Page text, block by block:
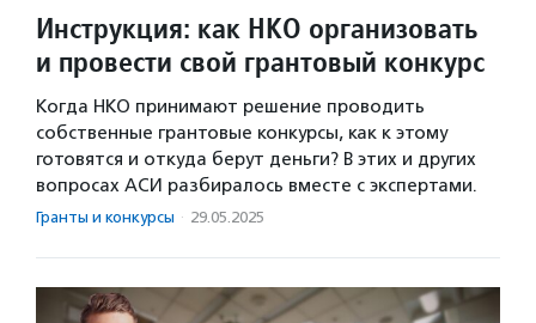
Инструкция: как НКО организовать
и провести свой грантовый конкурс
Когда НКО принимают решение проводить
собственные грантовые конкурсы, как к этому
готовятся и откуда берут деньги? В этих и других
вопросах АСИ разбиралось вместе с экспертами.
Гранты и конкурсы · 29.05.2025